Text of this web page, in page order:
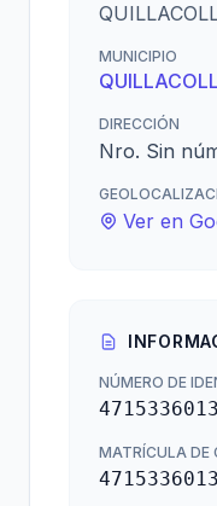
MUNICIPIO
DIRECCIÓN
Nro. Sin
Ver en
NÚMERO DE
4715336013
MATRÍCULA DE
4715336013